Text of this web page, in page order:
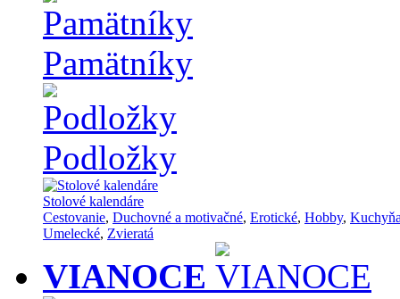
Pamätníky
Podložky
Stolové kalendáre
Cestovanie, Duchovné a motivačné, Erotické, Hobby,
Umelecké, Zvieratá
VIANOCE